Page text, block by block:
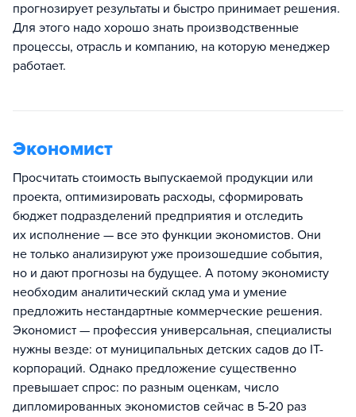
прогнозирует результаты и быстро принимает решения.
Для этого надо хорошо знать производственные
процессы, отрасль и компанию, на которую менеджер
работает.
Экономист
Просчитать стоимость выпускаемой продукции или
проекта, оптимизировать расходы, сформировать
бюджет подразделений предприятия и отследить
их исполнение — все это функции экономистов. Они
не только анализируют уже произошедшие события,
но и дают прогнозы на будущее. А потому экономисту
необходим аналитический склад ума и умение
предложить нестандартные коммерческие решения.
Экономист — профессия универсальная, специалисты
нужны везде: от муниципальных детских садов до IT-
корпораций. Однако предложение существенно
превышает спрос: по разным оценкам, число
дипломированных экономистов сейчас в 5-20 раз